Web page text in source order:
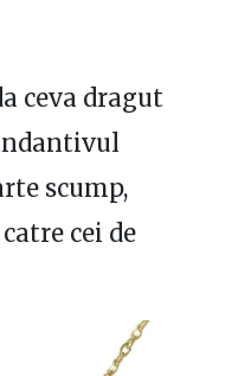
ceva dragut
scump,
cei de